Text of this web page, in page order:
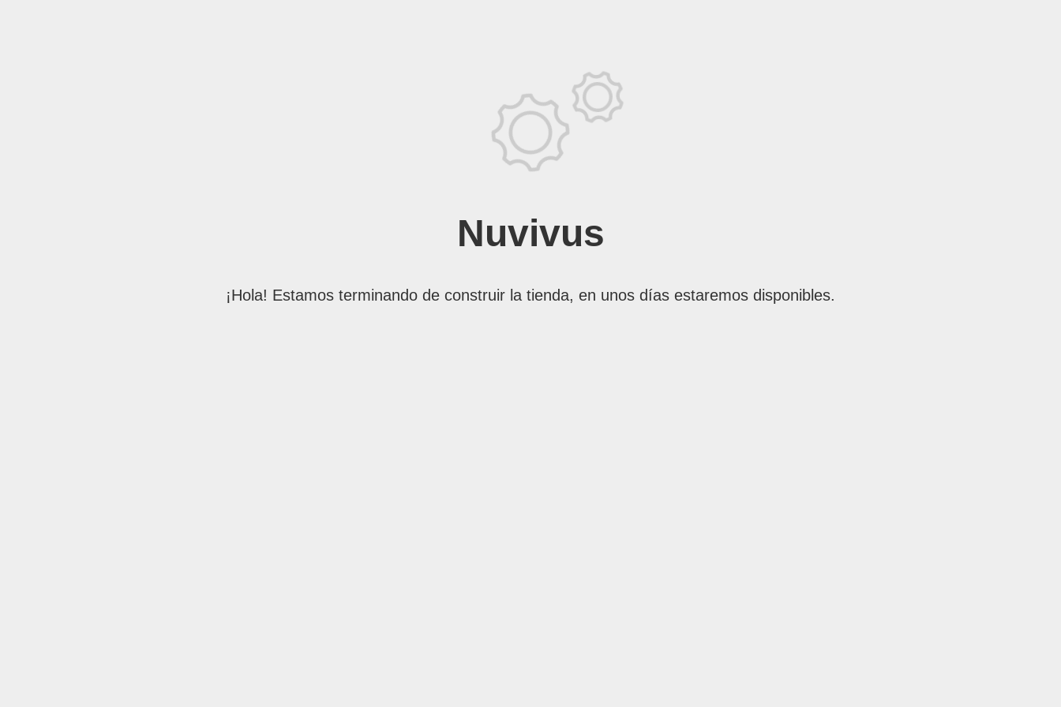
Nuvivus
¡Hola! Estamos terminando de construir la tienda, en unos días estaremos disponibles.